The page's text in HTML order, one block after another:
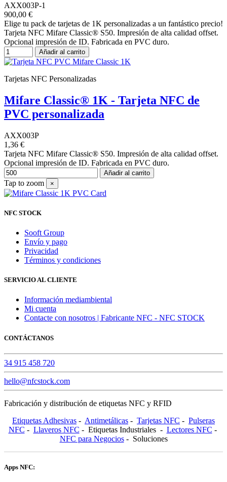
AXX003P-1
900,00 €
Elige tu pack de tarjetas de 1K personalizadas a un fantástico precio!
Tarjeta NFC Mifare Classic® S50. Impresión de alta calidad offset.
Opcional impresión de ID. Fabricada en PVC duro.
Añadir al carrito
Tarjetas NFC Personalizadas
Mifare Classic® 1K - Tarjeta NFC de
PVC personalizada
AXX003P
1,36 €
Tarjeta NFC Mifare Classic® S50. Impresión de alta calidad offset.
Opcional impresión de ID. Fabricada en PVC duro.
Añadir al carrito
Tap to zoom ×
NFC STOCK
Sooft Group
Envío y pago
Privacidad
Términos y condiciones
SERVICIO AL CLIENTE
Información mediambiental
Mi cuenta
Contacte con nosotros | Fabricante NFC - NFC STOCK
CONTÁCTANOS
34 915 458 720
hello@nfcstock.com
Fabricación y distribución de etiquetas NFC y RFID
Etiquetas Adhesivas - Antimetálicas - Tarjetas NFC - Pulseras
NFC - Llaveros NFC - Etiquetas Industriales - Lectores NFC -
NFC para Negocios- Soluciones
Apps NFC: